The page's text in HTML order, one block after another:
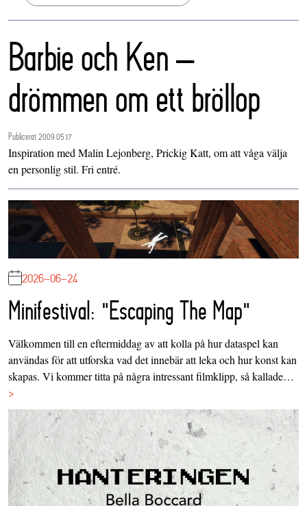
Barbie och Ken –
drömmen om ett bröllop
Publicerat 2009.05.17
Inspiration med Malin Lejonberg, Prickig Katt, om att våga välja
en personlig stil. Fri entré.
2026-06-24
Minifestival: "Escaping The Map"
Välkommen till en eftermiddag av att kolla på hur dataspel kan
användas för att utforska vad det innebär att leka och hur konst kan
skapas. Vi kommer titta på några intressant filmklipp, så kallade…
>